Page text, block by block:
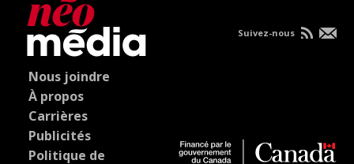
Nous joindre
À propos
Carrières
Publicités
Politique de
Suivez-nous